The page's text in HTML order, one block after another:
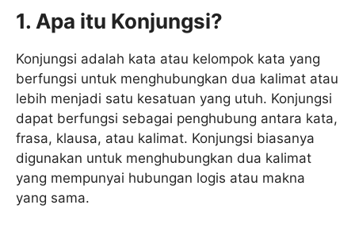
1. Apa itu Konjungsi?
Konjungsi adalah kata atau kelompok kata yang
berfungsi untuk menghubungkan dua kalimat atau
lebih menjadi satu kesatuan yang utuh. Konjungsi
dapat berfungsi sebagai penghubung antara kata,
frasa, klausa, atau kalimat. Konjungsi biasanya
digunakan untuk menghubungkan dua kalimat
yang mempunyai hubungan logis atau makna
yang sama.